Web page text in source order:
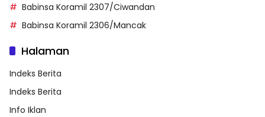
Babinsa Koramil 2307/Ciwandan
Babinsa Koramil 2306/Mancak
Halaman
Indeks Berita
Indeks Berita
Info Iklan